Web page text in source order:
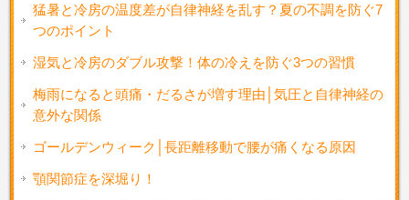
猛暑と冷房の温度差が自律神経を乱す？夏の不調を防ぐ7
つのポイント
湿気と冷房のダブル攻撃！体の冷えを防ぐ3つの習慣
梅雨になると頭痛・だるさが増す理由│気圧と自律神経の
意外な関係
ゴールデンウィーク│長距離移動で腰が痛くなる原因
顎関節症を深堀り！